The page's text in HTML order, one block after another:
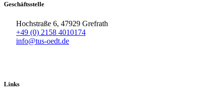
Geschäftsstelle
Hochstraße 6, 47929 Grefrath
+49 (0) 2158 4010174
info@tus-oedt.de
Links